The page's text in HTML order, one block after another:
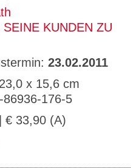
SEINE KUNDEN ZU
23.02.2011
x 15,6 cm
176-5
| € 33,90 (A)